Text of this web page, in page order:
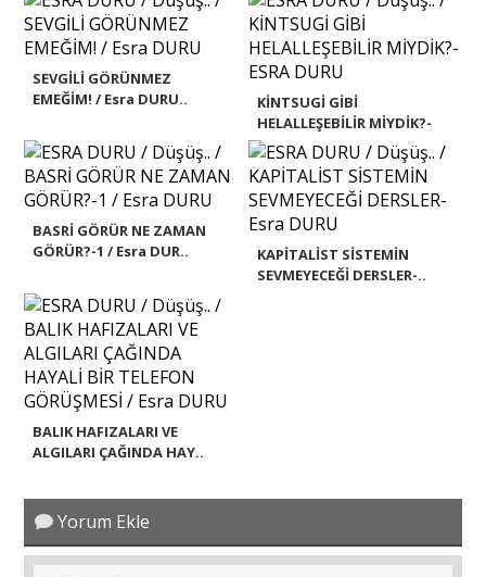
SEVGİLİ GÖRÜNMEZ
EMEĞİM! / Esra DURU..
KİNTSUGİ GİBİ
HELALLEŞEBİLİR MİYDİK?-
ESR..
BASRİ GÖRÜR NE ZAMAN
GÖRÜR?-1 / Esra DUR..
KAPİTALİST SİSTEMİN
SEVMEYECEĞİ DERSLER-..
BALIK HAFIZALARI VE
ALGILARI ÇAĞINDA HAY..
Yorum Ekle